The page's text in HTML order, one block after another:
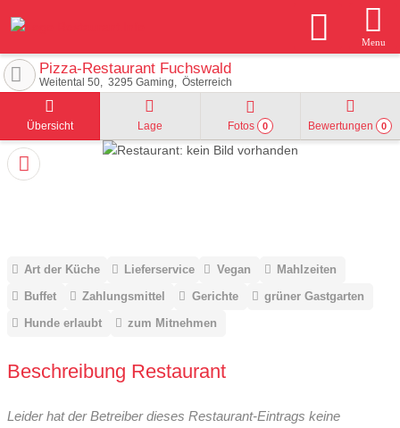
Menu
Pizza-Restaurant Fuchswald
Weitental 50 3295 Gaming Österreich
Übersicht Lage Fotos 0 Bewertungen 0
Art der Küche Lieferservice Vegan
Mahlzeiten
Buffet
Zahlungsmittel Gerichte
grüner Gastgarten
Hunde erlaubt
zum Mitnehmen
Beschreibung Restaurant
Leider hat der Betreiber dieses Restaurant-Eintrags keine